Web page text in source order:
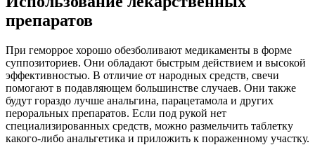
препаратов
При геморрое хорошо обезболивают медикаменты в форме
суппозиториев. Они обладают быстрым действием и высокой
эффективностью. В отличие от народных средств, свечи
помогают в подавляющем большинстве случаев. Они также
будут гораздо лучше анальгина, парацетамола и других
пероральных препаратов. Если под рукой нет
специализированных средств, можно размельчить таблетку
какого-либо анальгетика и приложить к пораженному участку.